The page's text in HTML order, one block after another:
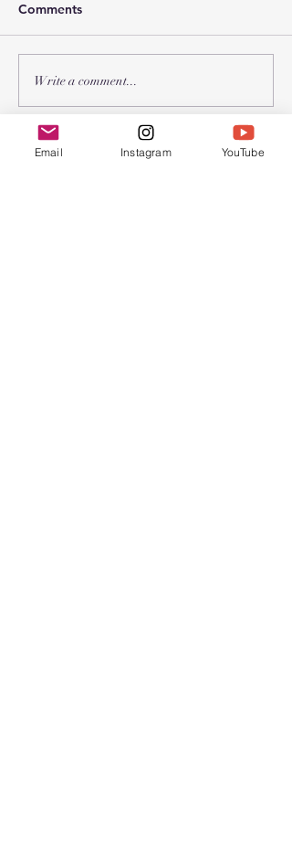
2026年 受难节和复活节聚
会
Comments
Write a comment...
Chinese Bible
Email Instagram YouTube